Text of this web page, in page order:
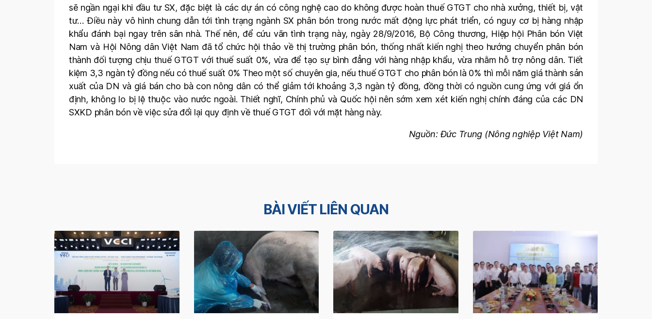
sẽ ngần ngại khi đầu tư SX, đặc biệt là các dự án có công nghệ cao do không được hoàn thuế GTGT cho nhà xưởng, thiết bị, vật
tư… Điều này vô hình chung dẫn tới tình trạng ngành SX phân bón trong nước mất động lực phát triển, có nguy cơ bị hàng nhập
khẩu đánh bại ngay trên sân nhà. Thế nên, để cứu vãn tình trạng này, ngày 28/9/2016, Bộ Công thương, Hiệp hội Phân bón Việt
Nam và Hội Nông dân Việt Nam đã tổ chức hội thảo về thị trường phân bón, thống nhất kiến nghị theo hướng chuyển phân bón
thành đối tượng chịu thuế GTGT với thuế suất 0%, vừa để tạo sự bình đẳng với hàng nhập khẩu, vừa nhằm hỗ trợ nông dân. Tiết
kiệm 3,3 ngàn tỷ đồng nếu có thuế suất 0% Theo một số chuyên gia, nếu thuế GTGT cho phân bón là 0% thì mỗi năm giá thành sản
xuất của DN và giá bán cho bà con nông dân có thể giảm tới khoảng 3,3 ngàn tỷ đồng, đồng thời có nguồn cung ứng với giá ổn
định, không lo bị lệ thuộc vào nước ngoài. Thiết nghĩ, Chính phủ và Quốc hội nên sớm xem xét kiến nghị chính đáng của các DN
SXKD phân bón về việc sửa đổi lại quy định về thuế GTGT đối với mặt hàng này.
Nguồn: Đức Trung (Nông nghiệp Việt Nam)
BÀI VIẾT LIÊN QUAN